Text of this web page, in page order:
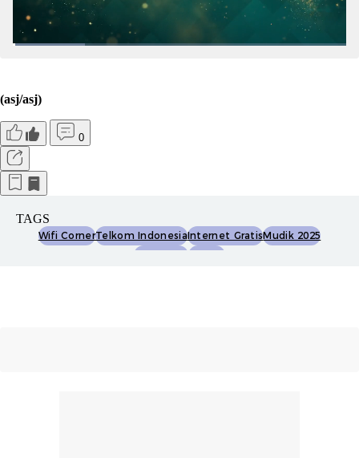
(asj/asj)
0
TAGS
Wifi CornerTelkom IndonesiaInternet GratisMudik 2025